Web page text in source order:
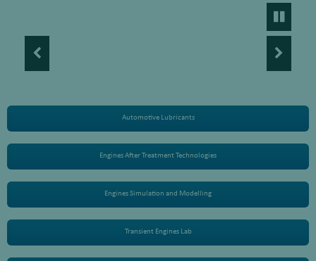
Automotive Lubricants
Engines After Treatment Technologies
Engines Simulation and Modelling
Transient Engines Lab